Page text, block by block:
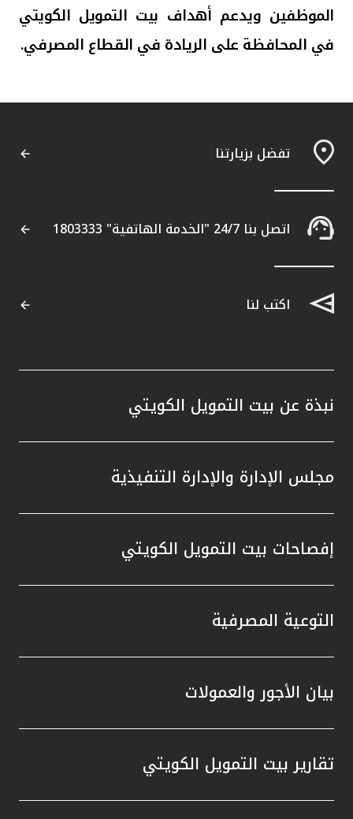
الموظفين ويدعم أهداف بيت التمويل الكويتي
في المحافظة على الريادة في القطاع المصرفي.
تفضل بزيارتنا
اتصل بنا 24/7 "الخدمة الهاتفية" 1803333
اكتب لنا
نبذة عن بيت التمويل الكويتي
مجلس الإدارة والإدارة التنفيذية
إفصاحات بيت التمويل الكويتي
التوعية المصرفية
بيان الأجور والعمولات
تقارير بيت التمويل الكويتي